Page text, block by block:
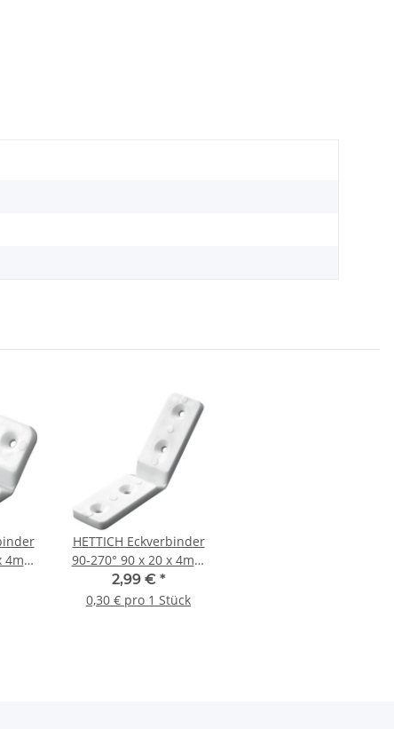
4mm
HETTICH Eckverbinder
90-270° 90 x 20 x 4mm
Kunststoff weiß 10
Stück
2,99 € *
0,30 € pro 1 Stück